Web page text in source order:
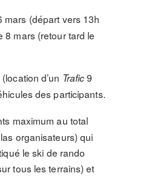
mars (départ vers 13h
8 mars (retour tard le
d’un Trafic9
des participants.
maximum au total
organisateurs) qui
le ski de rando
tous les terrains) et